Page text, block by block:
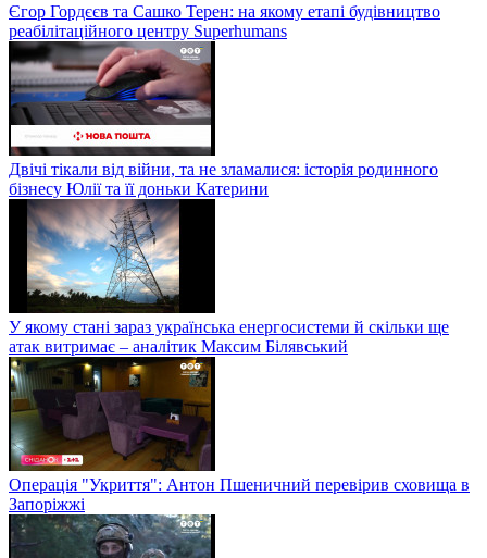
Єгор Гордєєв та Сашко Терен: на якому етапі будівництво
реабілітаційного центру Superhumans
Двічі тікали від війни, та не зламалися: історія родинного
бізнесу Юлії та її доньки Катерини
У якому стані зараз українська енергосистеми й скільки ще
атак витримає – аналітик Максим Білявський
Операція "Укриття": Антон Пшеничний перевірив сховища в
Запоріжжі